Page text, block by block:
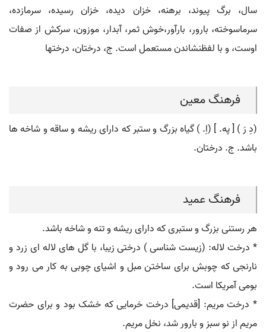
سال، برگ پیوند، برهنه، خزان دیده، خزان رسیده، سرمازده،
سرماسوخته، بارور، بارآور،خوش ثمر، آبدار، موزون، سرکش از صفات
اوست، و با لفظنشاندن مستعمل است. ج، درختان، درختها
فرهنگ معین
(دِ رَ ) [ په. ] (اِ. ) گیاه بزرگ و ستبر که دارای ریشه و ساقه و شاخه ها
باشد. ج. درختان.
فرهنگ عمید
هر رستنی بزرگ و ستبری که دارای ریشه و تنه و شاخه باشد.
* درخت لاله: (زیست شناسی ) درختی زیبا، با گل های لاله ای زرد و
نارنجی که چوبش برای ساختن مبل و اشیای چوبی به کار می رود و
بومی آمریکا است.
* درخت مریم: [قدیمی] درخت خرمایی که خشک بود و برای حضرت
مریم از نو سبز و بارور شد، نخل مریم.